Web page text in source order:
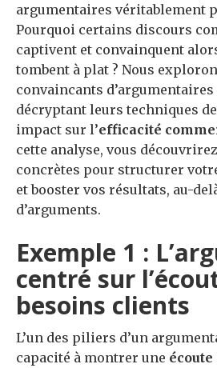
argumentaires véritablement
Pourquoi certains discours
captivent et convainquent
tombent à plat ? Nous
convaincants d’argumentaires
décryptant leurs techniques
impact sur l’efficacité
cette analyse, vous
concrètes pour structurer
et booster vos résultats, au-
d’arguments.
Exemple 1 :
centré sur
besoins clients
L’un des piliers d’un
capacité à montrer une